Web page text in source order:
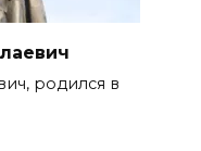
родился в